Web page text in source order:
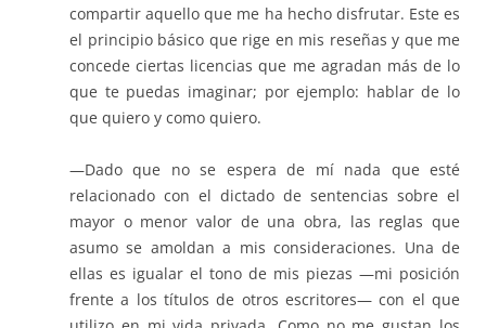
compartir aquello que me ha hecho disfrutar. Este es
el principio básico que rige en mis reseñas y que me
concede ciertas licencias que me agradan más de lo
que te puedas imaginar; por ejemplo: hablar de lo
que quiero y como quiero.
—Dado que no se espera de mí nada que esté
relacionado con el dictado de sentencias sobre el
mayor o menor valor de una obra, las reglas que
asumo se amoldan a mis consideraciones. Una de
ellas es igualar el tono de mis piezas —mi posición
frente a los títulos de otros escritores— con el que